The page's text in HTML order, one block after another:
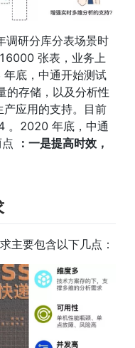
研分库分表场景时
张表，业务上
底，中通开始测试
的存储，以及分析性
应用的支持。目前
。2020 年底，中通
：一是提高时效，
主要包含以下几点：